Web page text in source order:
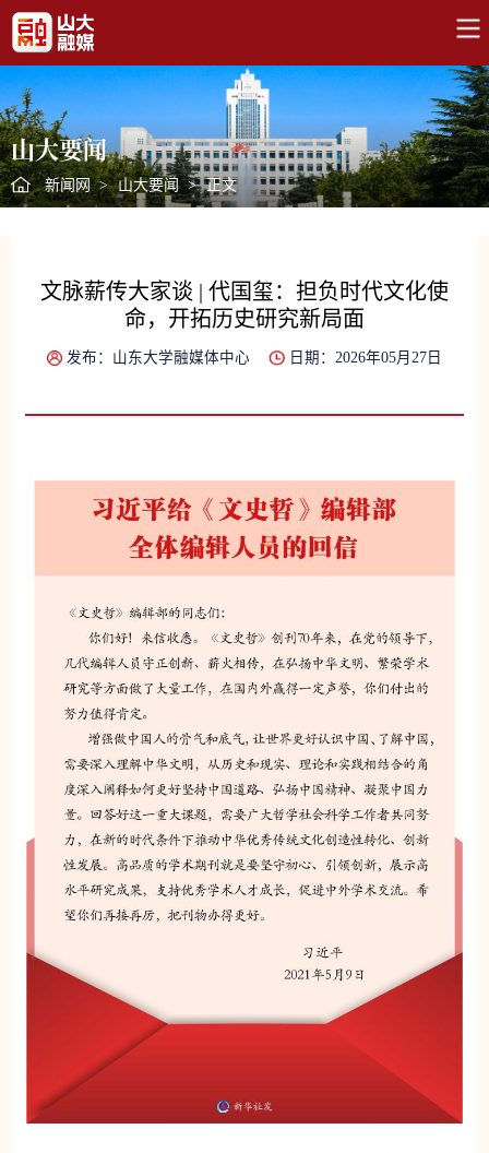
山大要闻
新闻网 > 山大要闻 > 正文
文脉薪传大家谈 | 代国玺：担负时代文化使
命，开拓历史研究新局面
发布：山东大学融媒体中心 日期：2026年05月27日